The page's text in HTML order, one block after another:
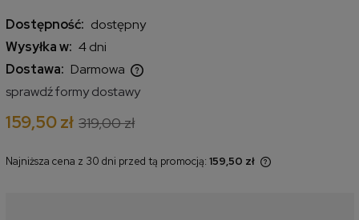
Dostępność: dostępny
Wysyłka w: 4 dni
Dostawa: Darmowa
Cena nie zawiera ewentualnych kosztów płatności
sprawdź formy dostawy
159,50 zł 319,00 zł
Najniższa cena z 30 dni przed tą promocją: 159,50 zł